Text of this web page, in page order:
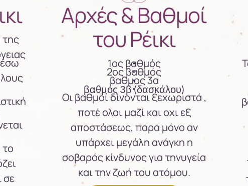
της
σε
Αρχές & Βαθμοί
του Ρέικι
1ος βαθμός
2ος βαθμός
βαθμος 3α
βαθμός 3β (δασκάλου)
Οι βαθμοί δίνονται ξεχωριστά ,
ποτέ ολοι μαζί και οχι εξ
αποστάσεως, παρα μόνο αν
υπάρχει μεγάλη ανάγκη η
σοβαρός κίνδυνος για τηνυγεία
και την ζωή του ατόμου.